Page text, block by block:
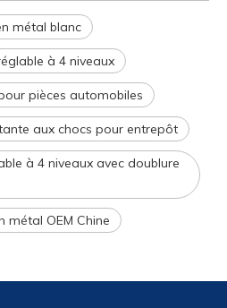
métal blanc
à 4 niveaux
pièces automobiles
aux chocs pour entrepôt
à 4 niveaux avec doublure
métal OEM Chine